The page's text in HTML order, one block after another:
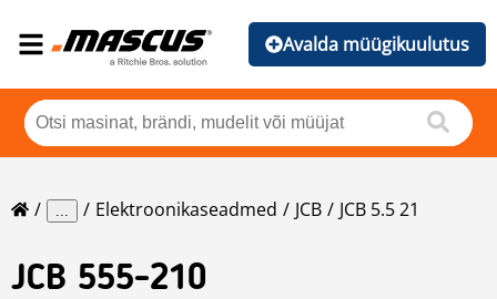
Avalda müügikuulutus
... Elektroonikaseadmed JCB JCB 5.5 21
JCB 555-210